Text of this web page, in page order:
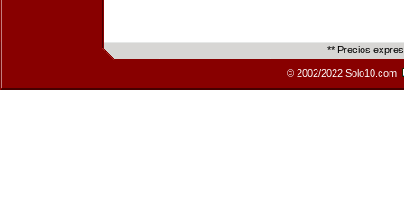
** Precios
© 2002/2022 Solo10.com